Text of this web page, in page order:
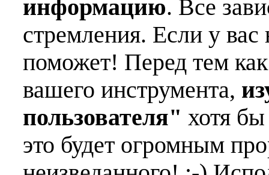
информацию. Все
стремления. Если у
поможет! Перед тем
вашего инструмента,
пользователя" хотя
это будет огромным